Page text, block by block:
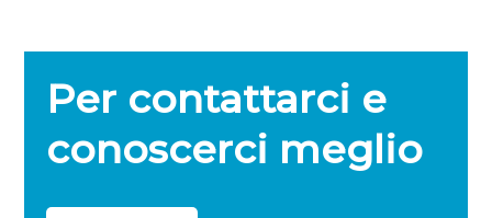
Per contattarci e
conoscerci meglio